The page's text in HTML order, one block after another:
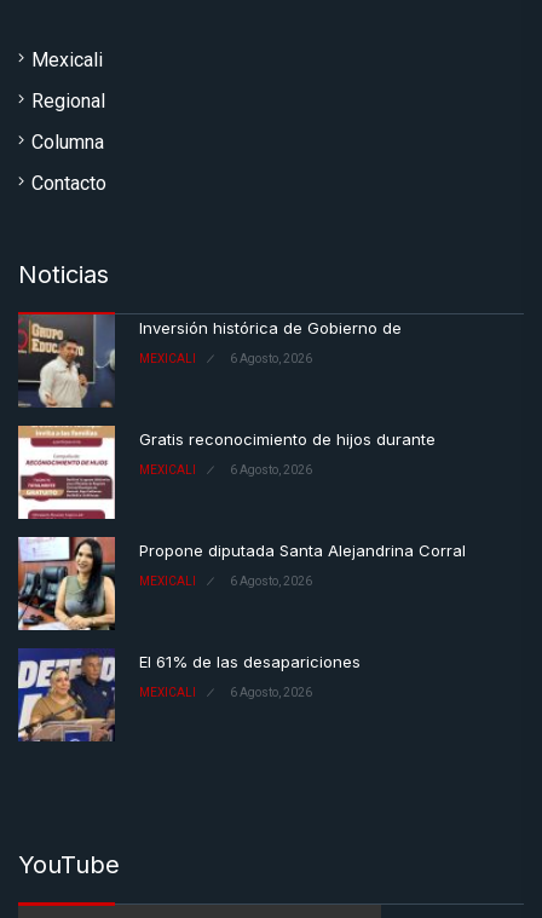
Mexicali
Regional
Columna
Contacto
Noticias
Inversión histórica de Gobierno de
MEXICALI 6 Agosto, 2026
Gratis reconocimiento de hijos durante
MEXICALI 6 Agosto, 2026
Propone diputada Santa Alejandrina Corral
MEXICALI 6 Agosto, 2026
El 61% de las desapariciones
MEXICALI 6 Agosto, 2026
YouTube